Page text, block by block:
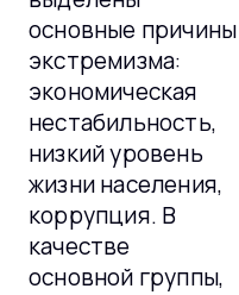
основные причины
экстремизма:
экономическая
нестабильность,
низкий уровень
жизни населения,
коррупция. В
качестве
основной группы,